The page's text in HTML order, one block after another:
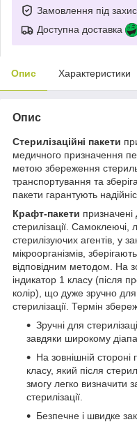
Замовлення під
Доступна доставка
Опис Характеристики
Опис
Стерилізаційні пакети
медичного призначення
метою збереження
транспортування та
пакети гарантують
Крафт-пакети призначені
стерилізації. Самоклеючі,
стерилізуючих агентів, у
мікроорганізмів,
відповідним методом. На
індикатор 1 класу (після
колір), що дуже зручно
стерилізації. Термін
Зручні для
завдяки широкому
На зовнішній стороні
класу, який після
змогу легко визначити
стерилізації.
Безпечне і швидке